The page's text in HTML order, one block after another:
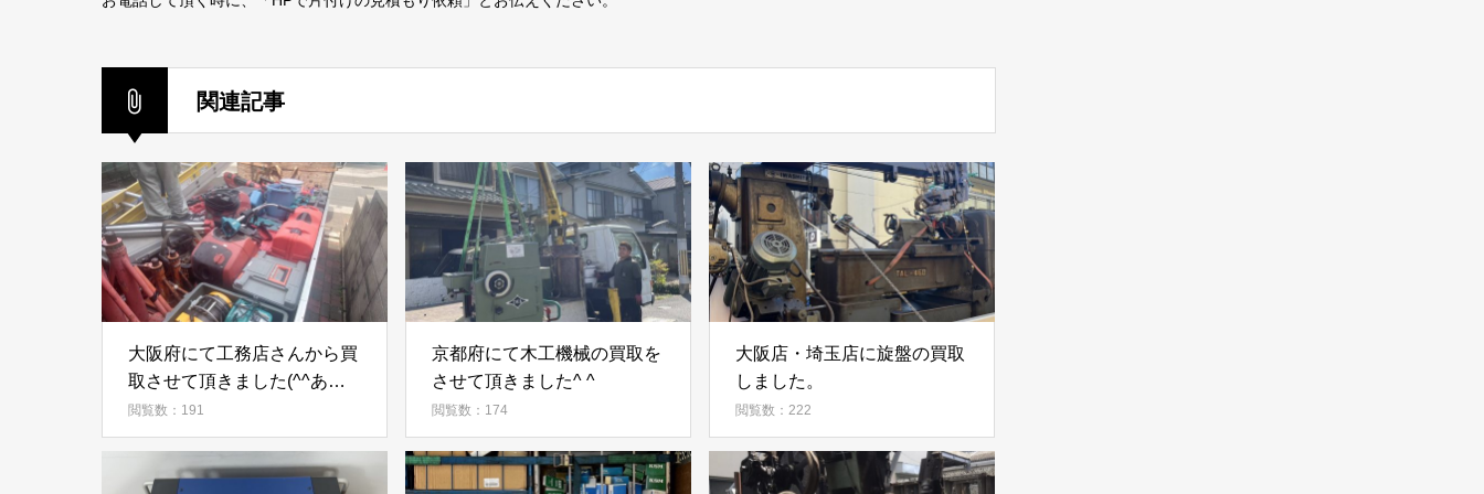
関連記事
大阪府にて工務店さんから買
取させて頂きました(^^あり
がとうございました。
閲覧数：191
京都府にて木工機械の買取を
させて頂きました^ ^
閲覧数：174
大阪店・埼玉店に旋盤の買取
しました。
閲覧数：222